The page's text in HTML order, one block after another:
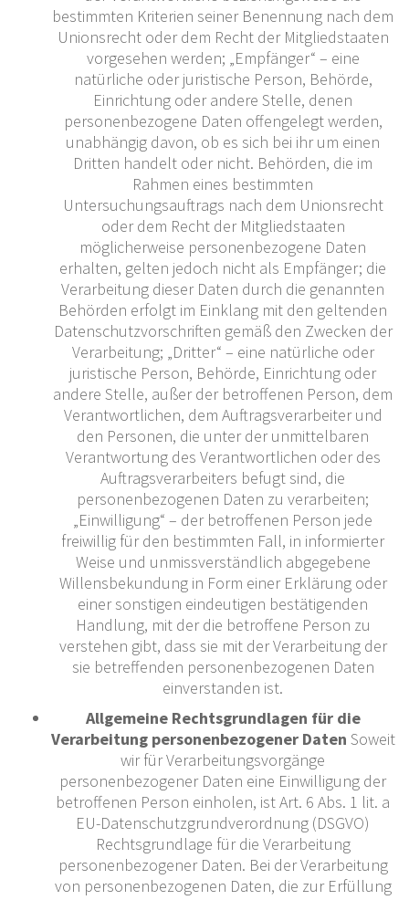
bestimmten Kriterien seiner Benennung nach dem
Unionsrecht oder dem Recht der Mitgliedstaaten
vorgesehen werden; „Empfänger“ – eine
natürliche oder juristische Person, Behörde,
Einrichtung oder andere Stelle, denen
personenbezogene Daten offengelegt werden,
unabhängig davon, ob es sich bei ihr um einen
Dritten handelt oder nicht. Behörden, die im
Rahmen eines bestimmten
Untersuchungsauftrags nach dem Unionsrecht
oder dem Recht der Mitgliedstaaten
möglicherweise personenbezogene Daten
erhalten, gelten jedoch nicht als Empfänger; die
Verarbeitung dieser Daten durch die genannten
Behörden erfolgt im Einklang mit den geltenden
Datenschutzvorschriften gemäß den Zwecken der
Verarbeitung; „Dritter“ – eine natürliche oder
juristische Person, Behörde, Einrichtung oder
andere Stelle, außer der betroffenen Person, dem
Verantwortlichen, dem Auftragsverarbeiter und
den Personen, die unter der unmittelbaren
Verantwortung des Verantwortlichen oder des
Auftragsverarbeiters befugt sind, die
personenbezogenen Daten zu verarbeiten;
„Einwilligung“ – der betroffenen Person jede
freiwillig für den bestimmten Fall, in informierter
Weise und unmissverständlich abgegebene
Willensbekundung in Form einer Erklärung oder
einer sonstigen eindeutigen bestätigenden
Handlung, mit der die betroffene Person zu
verstehen gibt, dass sie mit der Verarbeitung der
sie betreffenden personenbezogenen Daten
einverstanden ist.
Allgemeine Rechtsgrundlagen für die
Verarbeitung personenbezogener Daten Soweit
wir für Verarbeitungsvorgänge
personenbezogener Daten eine Einwilligung der
betroffenen Person einholen, ist Art. 6 Abs. 1 lit. a
EU-Datenschutzgrundverordnung (DSGVO)
Rechtsgrundlage für die Verarbeitung
personenbezogener Daten. Bei der Verarbeitung
von personenbezogenen Daten, die zur Erfüllung